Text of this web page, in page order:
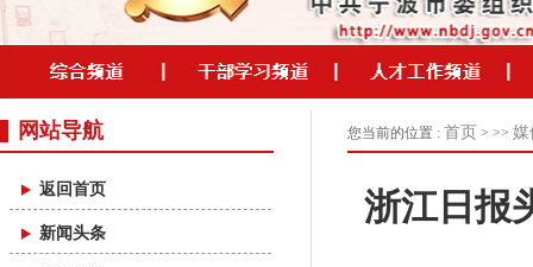
网站导航
返回首页
新闻头条
您当前的位置 : 首页 > >> 媒
浙江日报